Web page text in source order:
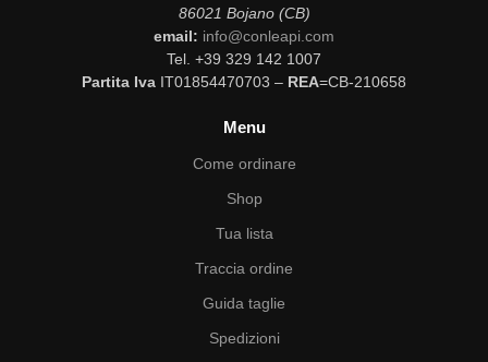
86021 Bojano (CB)
email: info@conleapi.com
Tel. +39 329 142 1007
Partita Iva IT01854470703 – REA=CB-210658
Menu
Come ordinare
Shop
Tua lista
Traccia ordine
Guida taglie
Spedizioni